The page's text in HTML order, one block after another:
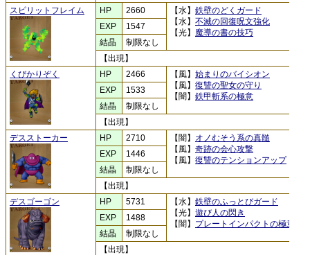
スピリットフレイム
HP 2660 【水】 鉄壁のどくガード
【水】 不滅の回復呪文強化
【光】 魔導の書の技巧
EXP
1547
結晶
制限なし
【出現】
くびかりぞく
HP 2466 【風】 始まりのバイシオン
【風】 復讐の聖女の守り
【闇】 鉄甲斬系の極意
EXP
1533
結晶
制限なし
【出現】
デスストーカー
HP 2710 【闇】 オノむそう系の真髄
【風】 奇跡の会心攻撃
【風】 復讐のテンションアップ
EXP
1446
結晶
制限なし
【出現】
デスゴーゴン
HP 5731 【水】 鉄壁のふっとびガード
【光】 遊び人の閃き
【闇】 プレートインパクトの極意
EXP
1488
結晶
制限なし
【出現】